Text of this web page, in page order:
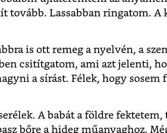
tovább. Lassabban ringatom. A
is ott remeg a nyelvén, a
csitítgatom, ami azt jelenti,
a sírást. Félek, hogy sosem
A babát a földre
bőre a hideg műanyaghoz.